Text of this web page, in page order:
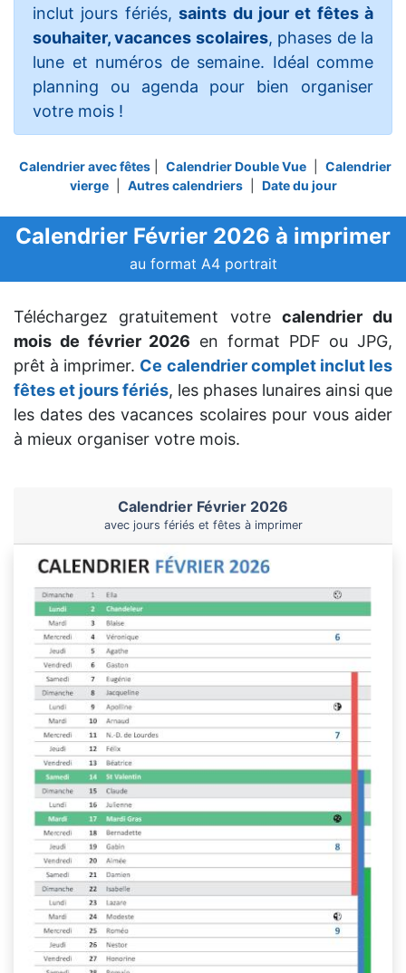
inclut jours fériés,saints du jour et fêtes à
souhaiter, vacances scolaires, phases de la
lune et numéros de semaine. Idéal comme
planning ou agenda pour bien organiser
votre mois !
Calendrier avec fêtes| Calendrier Double Vue
Calendrier
vierge
Autres calendriers Date du jour
Calendrier Février 2026 à imprimer
au format A4 portrait
Téléchargez gratuitement votre calendrier du
mois de février 2026 en format PDF ou JPG,
prêt à imprimer. Ce calendrier complet inclut les
fêtes et jours fériés, les phases lunaires ainsi que
les dates des vacances scolaires pour vous aider
à mieux organiser votre mois.
Calendrier Février 2026
avec jours fériés et fêtes à imprimer